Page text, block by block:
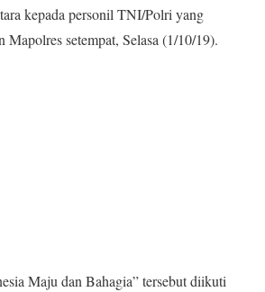
kepada personil TNI/Polri yang
Mapolres setempat, Selasa (1/10/19).
Maju dan Bahagia” tersebut diikuti